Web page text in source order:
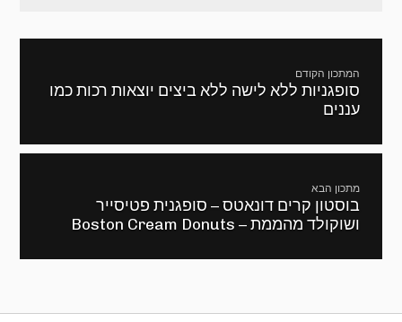
המתכון הקודם
מתכון
קודם:
סופגניות ללא לישה ללא ביצים יוצאות רכות כמו
עננים
מתכון הבא
המתכון
הבא:
בוסטון קרים דונאטס – סופגנית פטיסייר
ושוקולד מהממת – Boston Cream Donuts